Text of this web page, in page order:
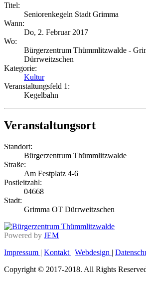
Titel:
Seniorenkegeln Stadt Grimma
Wann:
Do, 2. Februar 2017
Wo:
Bürgerzentrum Thümmlitzwalde -
Dürrweitzschen
Kategorie:
Kultur
Veranstaltungsfeld 1:
Kegelbahn
Veranstaltungsort
Standort:
Bürgerzentrum Thümmlitzwalde
Straße:
Am Festplatz 4-6
Postleitzahl:
04668
Stadt:
Grimma OT Dürrweitzschen
Powered by JEM
Impressum | Kontakt | Webdesign |
Copyright © 2017-2018. All Rights